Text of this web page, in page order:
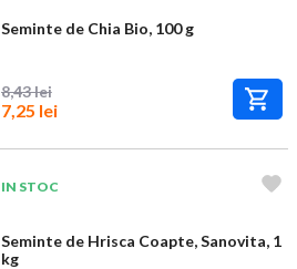
Seminte de Chia Bio, 100 g
8,43 lei
7,25 lei
IN STOC
Seminte de Hrisca Coapte, Sanovita, 1
kg